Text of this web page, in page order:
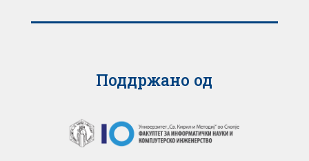
Поддржано од